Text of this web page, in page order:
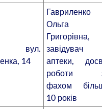
вул.
14
Гавриленко
Ольга
Григорівна,
завідувач
аптеки,
роботи
фахом
10 років